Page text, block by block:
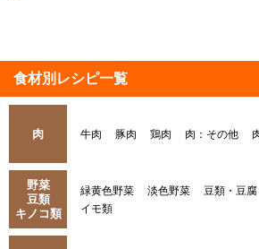
食材別レシピ一覧
肉 牛肉 豚肉 鶏肉 肉：その他
野菜
豆類
キノコ類
緑黄色野菜 淡色野菜 豆類・豆
イモ類